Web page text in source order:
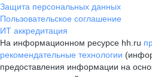
Защита персональных данных
Пользовательское соглашение
ИТ аккредитация
На информационном ресурсе hh.ru
рекомендательные технологии
предоставления информации на